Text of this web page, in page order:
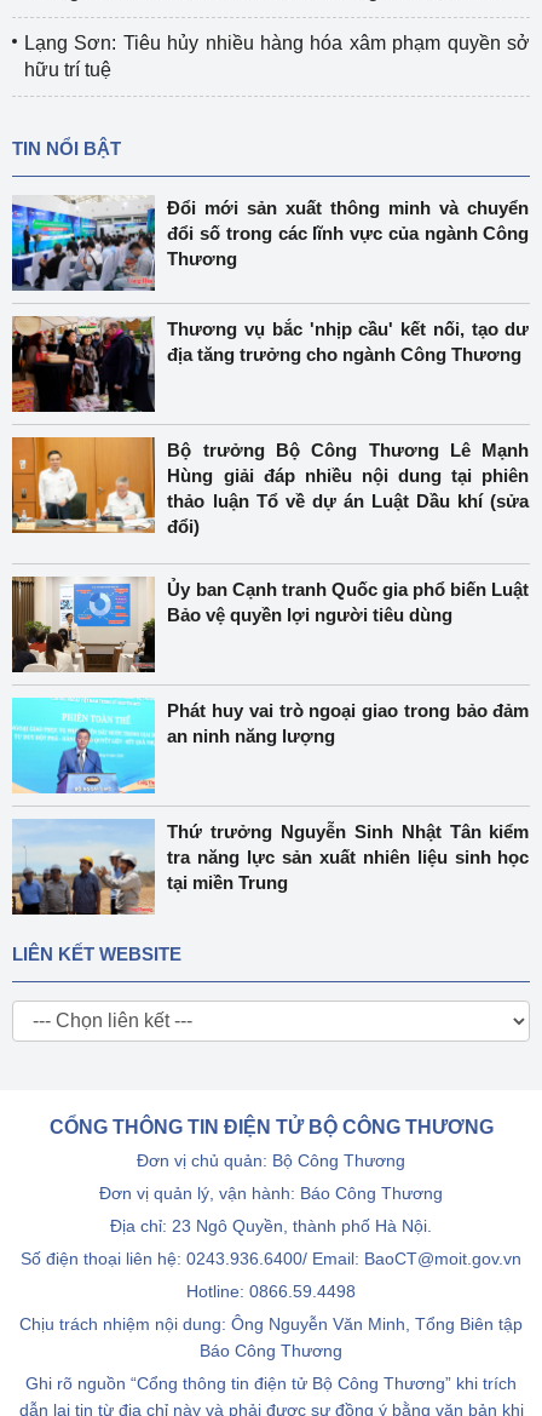
Lạng Sơn: Tiêu hủy nhiều hàng hóa xâm phạm quyền sở
hữu trí tuệ
TIN NỔI BẬT
Đổi mới sản xuất thông minh và chuyển
đổi số trong các lĩnh vực của ngành Công
Thương
Thương vụ bắc 'nhịp cầu' kết nối, tạo dư
địa tăng trưởng cho ngành Công Thương
Bộ trưởng Bộ Công Thương Lê Mạnh
Hùng giải đáp nhiều nội dung tại phiên
thảo luận Tổ về dự án Luật Dầu khí (sửa
đổi)
Ủy ban Cạnh tranh Quốc gia phổ biến Luật
Bảo vệ quyền lợi người tiêu dùng
Phát huy vai trò ngoại giao trong bảo đảm
an ninh năng lượng
Thứ trưởng Nguyễn Sinh Nhật Tân kiểm
tra năng lực sản xuất nhiên liệu sinh học
tại miền Trung
LIÊN KẾT WEBSITE
CỔNG THÔNG TIN ĐIỆN TỬ BỘ CÔNG THƯƠNG
Đơn vị chủ quản: Bộ Công Thương
Đơn vị quản lý, vận hành: Báo Công Thương
Địa chỉ: 23 Ngô Quyền, thành phố Hà Nội.
Số điện thoại liên hệ: 0243.936.6400/ Email: BaoCT@moit.gov.vn
Hotline: 0866.59.4498
Chịu trách nhiệm nội dung: Ông Nguyễn Văn Minh, Tổng Biên tập
Báo Công Thương
Ghi rõ nguồn “Cổng thông tin điện tử Bộ Công Thương” khi trích
dẫn lại tin từ địa chỉ này và phải được sự đồng ý bằng văn bản khi